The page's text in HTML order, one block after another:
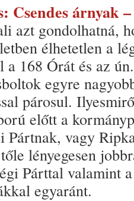
Csendes árnyak
azt gondolhatná,
élhetetlen a
a 168 Órát és az
egyre
párosul.
előtt a
Pártnak, vagy
lényegesen
Párttal valamint
egyaránt.